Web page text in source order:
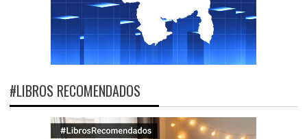
#LIBROS RECOMENDADOS